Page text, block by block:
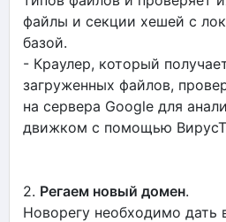
файлы и секции хешей с
базой.
- Краулер, который
загруженных файлов,
на сервера Google для
движком с помощью
2. Регаем новый домен.
Новорегу необходимо дать